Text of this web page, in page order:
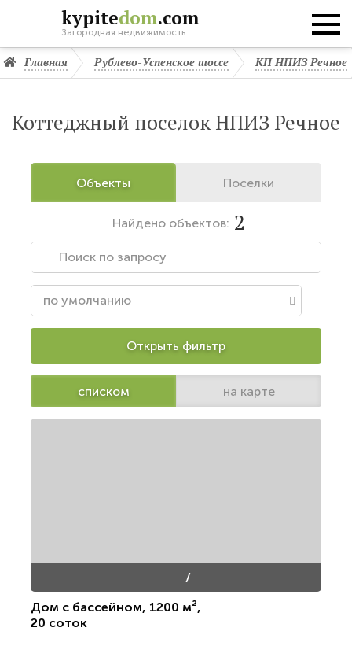
kypitedom.com
Загородная недвижимость
Главная Рублево-Успенское шоссе КП НПИЗ Речное
Коттеджный поселок НПИЗ Речное
Объекты Поселки
Найденообъектов: 2
Открыть фильтр
списком на карте
/
Дом с бассейном, 1200 м²,
20 соток